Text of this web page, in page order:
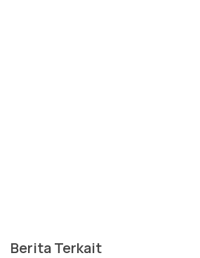
Berita Terkait